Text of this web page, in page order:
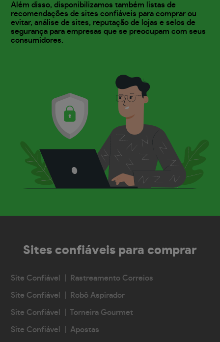
Além disso, disponibilizamos também listas de
recomendações de sites confiáveis para comprar ou
evitar, análise de sites, reputação de lojas e selos de
segurança para empresas que se preocupam com seus
consumidores.
Sites confiáveis para comprar
Site Confiável | Rastreamento Correios
Site Confiável | Robô Aspirador
Site Confiável | Torneira Gourmet
Site Confiável | Apostas